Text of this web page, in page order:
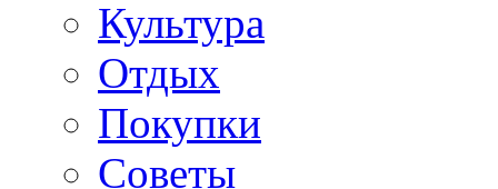
Культура
Отдых
Покупки
Советы